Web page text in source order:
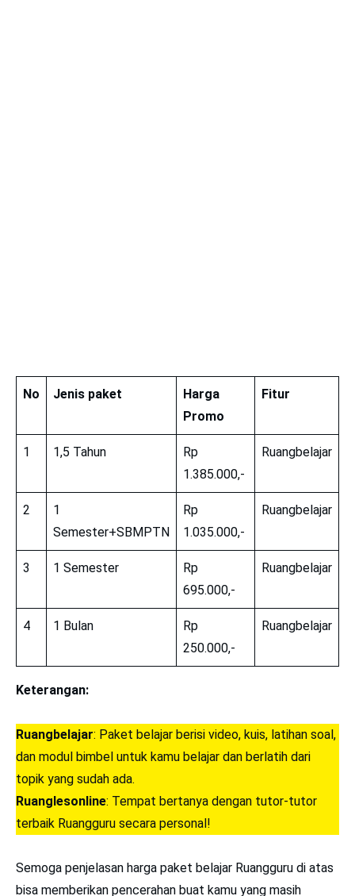
No Jenis paket
Harga
Promo
Fitur
1 1,5 Tahun
Rp
1.385.000,-
Ruangbelajar
2
1
Semester+SBMPTN
Rp
1.035.000,-
Ruangbelajar
3 1 Semester
Rp
695.000,-
Ruangbelajar
4 1 Bulan
Rp
250.000,-
Ruangbelajar
Keterangan:
Ruangbelajar: Paket belajar berisi video, kuis, latihan soal,
dan modul bimbel untuk kamu belajar dan berlatih dari
topik yang sudah ada.
Ruanglesonline: Tempat bertanya dengan tutor-tutor
terbaik Ruangguru secara personal!
Semoga penjelasan harga paket belajar Ruangguru di atas
bisa memberikan pencerahan buat kamu yang masih